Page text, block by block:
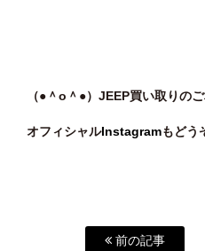
（●＾o ＾●）JEEP買い取りの
オフィシャルInstagramもどう
前の記事